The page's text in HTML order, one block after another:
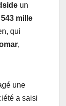
un
mille
qui
,
une
a saisi